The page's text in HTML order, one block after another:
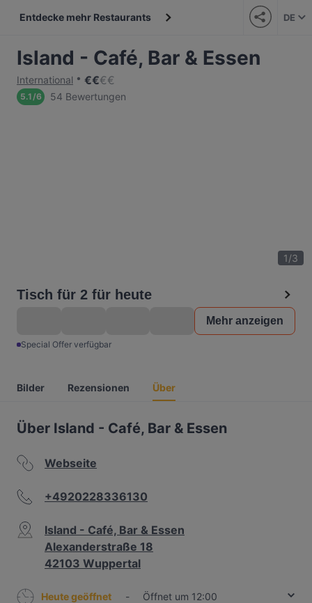
Entdecke mehr Restaurants DE
Island - Café, Bar & Essen
International €€€€
5.1/6 54 Bewertungen
1/3
Tisch für 2 für heute
Mehr anzeigen
Special Offer verfügbar
Bilder Rezensionen Über
Über Island - Café, Bar & Essen
Webseite
+4920228336130
Island - Café, Bar & Essen
Alexanderstraße 18
42103 Wuppertal
Heute geöffnet -
Öffnet um 12:00